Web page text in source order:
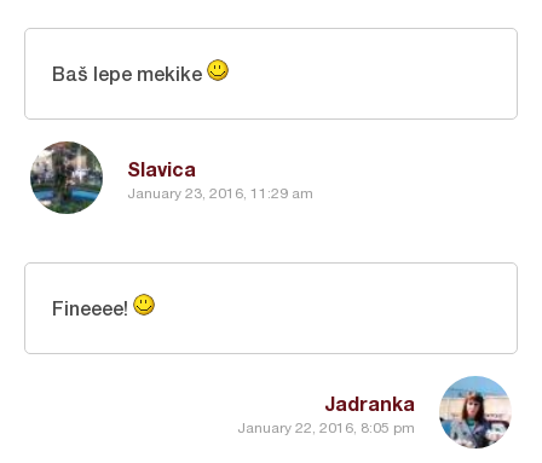
Slavica
January 23, 2016, 11:29 am
Baš lepe mekike
Jadranka
January 22, 2016, 8:05 pm
Fineeee!